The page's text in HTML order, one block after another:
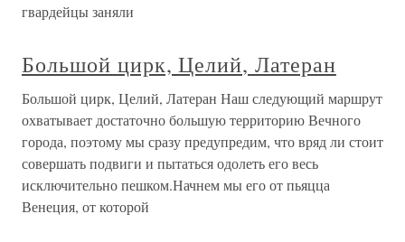
гвардейцы заняли
Большой цирк, Целий, Латеран
Большой цирк, Целий, Латеран Наш следующий маршрут
охватывает достаточно большую территорию Вечного
города, поэтому мы сразу предупредим, что вряд ли стоит
совершать подвиги и пытаться одолеть его весь
исключительно пешком.Начнем мы его от пьяцца
Венеция, от которой